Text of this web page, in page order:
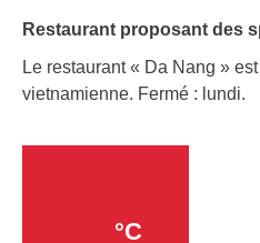
Restaurant proposant des
Le restaurant « Da Nang »
vietnamienne. Fermé : lundi.